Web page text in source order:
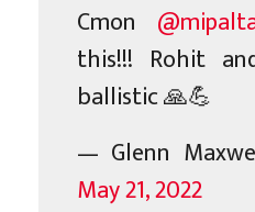
Cmon
this!!! Rohit
ballistic 🙏💪
— Glenn
May 21, 2022